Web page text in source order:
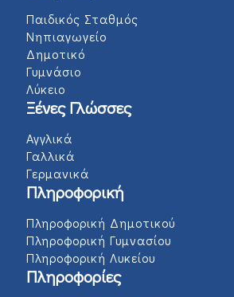
Παιδικός Σταθμός
Νηπιαγωγείο
Δημοτικό
Γυμνάσιο
Λύκειο
Ξένες Γλώσσες
Αγγλικά
Γαλλικά
Γερμανικά
Πληροφορική
Πληροφορική Δημοτικού
Πληροφορική Γυμνασίου
Πληροφορική Λυκείου
Πληροφορίες